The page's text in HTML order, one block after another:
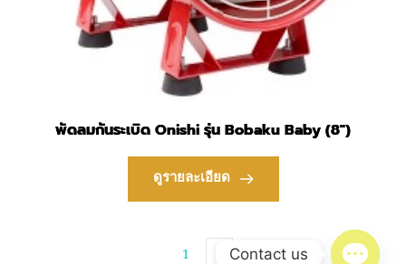
พัดลมกันระเบิด Onishi รุ่น Bobaku Baby (8″)
ดูรายละเอียด
1 Contact us